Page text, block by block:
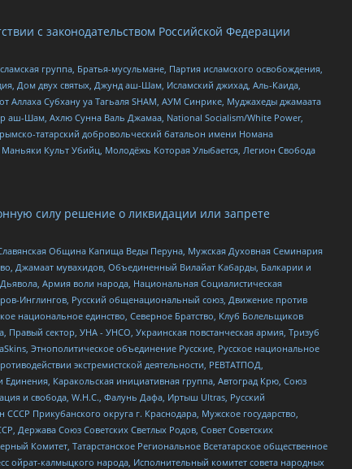
с законодательством Российской Федерации
группа, Братья-мусульмане, Партия исламского освобождения,
Дом двух святых, Джунд аш-Шам, Исламский джихад, Аль-Каида,
Субхану уа Тагьаля SHAM, АУМ Синрике, Муджахеды джамаата
аш-Шам, Ахлю Сунна Валь Джамаа, National Socialism/White Power,
татарский добровольческий батальон имени Номана
Культ Убийц, Молодёжь Которая Улыбается, Легион Свобода
силу решение о ликвидации или запрете
Община Капища Веды Перуна, Мужская Духовная Семинария
Джамаат мувахидов, Объединенный Вилайат Кабарды, Балкарии и
Армия воли народа, Национальная Социалистическая
Инглингов, Русский общенациональный союз, Движение против
национальное единство, Северное Братство, Клуб Болельщиков
сектор, УНА - УНСО, Украинская повстанческая армия, Тризуб
Этнополитическое объединение Русские, Русское национальное
экстремистской деятельности, РЕВТАТПОД,
Каракольская инициативная группа, Автоград Крю, Союз
и свобода, W.H.С., Фалунь Дафа, Иртыш Ultras, Русский
Прикубанского округа г. Краснодара, Мужское государство,
Держава Союз Советских Светлых Родов, Совет Советских
Комитет, Татарстанское Региональное Всетатарское общественное
ойрат-калмыцкого народа, Исполнительный комитет совета народных